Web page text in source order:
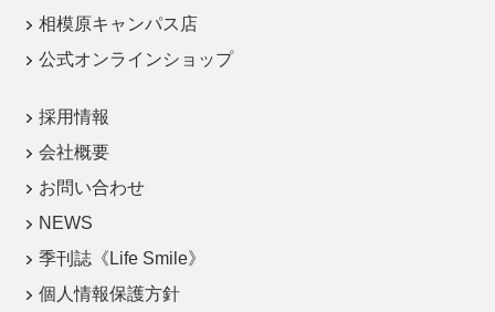
相模原キャンパス店
公式オンラインショップ
採用情報
会社概要
お問い合わせ
NEWS
季刊誌《Life Smile》
個人情報保護方針